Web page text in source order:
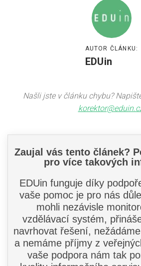
AUTOR ČLÁNKU:
EDUin
Našli jste v článku chybu?